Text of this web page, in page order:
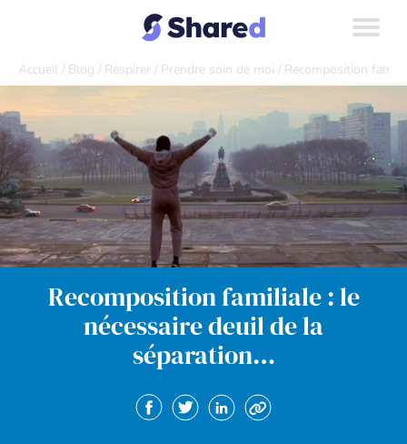
Accueil Blog Respirer Prendre soin de moi Recomposition
Recomposition familiale : le
nécessaire deuil de la
séparation…
Partager sur Facebook. Nouvelle fenêtre
Partager sur Twitter. Nouvelle
Partager sur Linkedin.